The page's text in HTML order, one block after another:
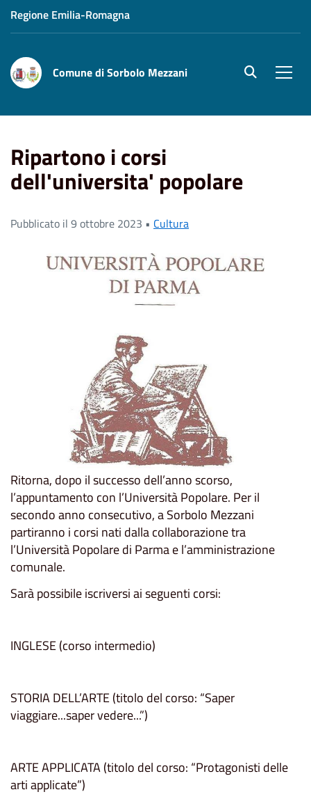
Regione Emilia-Romagna
Comune di Sorbolo Mezzani site.searc
Ripartono i corsi
dell'universita' popolare
Pubblicato il 9 ottobre 2023 • Cultura
Ritorna, dopo il successo dell’anno scorso,
l’appuntamento con l’Università Popolare. Per il
secondo anno consecutivo, a Sorbolo Mezzani
partiranno i corsi nati dalla collaborazione tra
l’Università Popolare di Parma e l’amministrazione
comunale.
Sarà possibile iscriversi ai seguenti corsi:
INGLESE (corso intermedio)
STORIA DELL’ARTE (titolo del corso: “Saper
viaggiare...saper vedere...”)
ARTE APPLICATA (titolo del corso: “Protagonisti delle
arti applicate”)